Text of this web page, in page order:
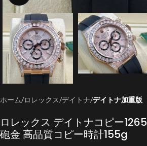
ホーム ロレックス デイトナ デイトナ加重版
ロレックス デイトナコピー
砲金 高品質コピー時計155g